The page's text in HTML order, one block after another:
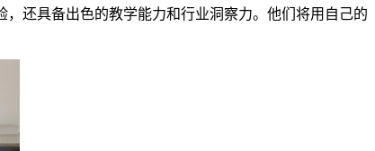
还具备出色的教学能力和行业洞察力。他们将用自己的